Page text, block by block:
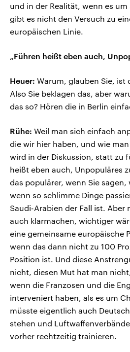
und in der Realität, wenn es
gibt es nicht den Versuch zu
europäischen Linie.
„Führen heißt eben auch,
Heuer: Warum, glauben Sie, ist
Also Sie beklagen das, aber
das so? Hören die in Berlin
Rühe: Weil man sich einfach
die wir hier haben, und wie
wird in der Diskussion, statt zu
heißt eben auch, Unpopuläres
das populärer, wenn Sie
wenn so schlimme Dinge
Saudi-Arabien der Fall ist. Aber
auch klarmachen, wichtiger
eine gemeinsame europäische
wenn das dann nicht zu 100
Position ist. Und diese
nicht, diesen Mut hat man
wenn die Franzosen und die
interveniert haben, als es um
müsste eigentlich auch
stehen und
vorher rechtzeitig trainieren.